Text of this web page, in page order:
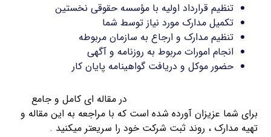
تنظیم قرارداد اولیه با مؤسسه حقوقی نخستین
تکمیل مدارک مورد نیاز توسط شما
تنظیم مدارک و ارجاع به سازمان مربوطه
انجام امورات مربوط به روزنامه و آگهی
حضور موکل و دریافت گواهینامه پایان کار
در مقاله ای کامل و جامع
برای شما عزیزان آورده شده است که با مراجعه به این مقاله و
تهیه مدارک ، روند ثبت شرکت خود را سریعتر میکنید .